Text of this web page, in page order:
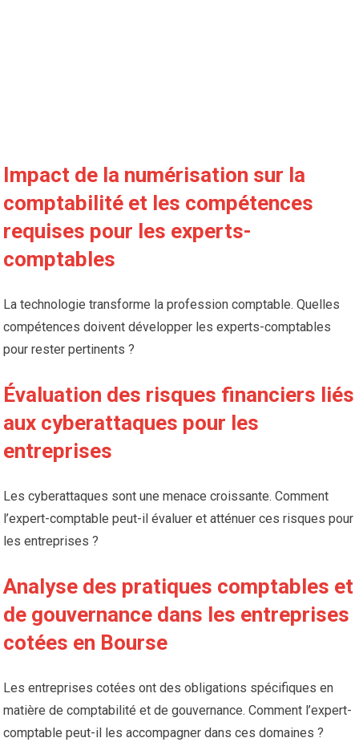
Impact de la numérisation sur la
comptabilité et les compétences
requises pour les experts-
comptables
La technologie transforme la profession comptable. Quelles
compétences doivent développer les experts-comptables
pour rester pertinents ?
Évaluation des risques financiers liés
aux cyberattaques pour les
entreprises
Les cyberattaques sont une menace croissante. Comment
l’expert-comptable peut-il évaluer et atténuer ces risques pour
les entreprises ?
Analyse des pratiques comptables et
de gouvernance dans les entreprises
cotées en Bourse
Les entreprises cotées ont des obligations spécifiques en
matière de comptabilité et de gouvernance. Comment l’expert-
comptable peut-il les accompagner dans ces domaines ?